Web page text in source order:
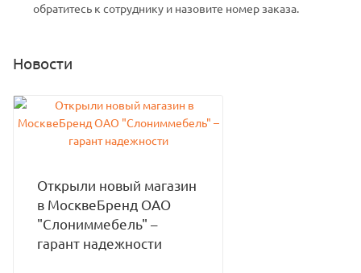
обратитесь к сотруднику и назовите номер заказа.
Новости
Открыли новый магазин
в МосквеБренд ОАО
"Слониммебель" –
гарант надежности